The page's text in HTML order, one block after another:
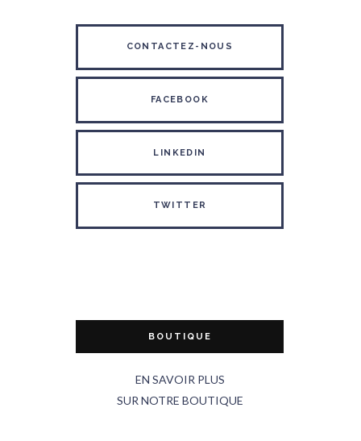
CONTACTEZ-NOUS
FACEBOOK
LINKEDIN
TWITTER
BOUTIQUE
EN SAVOIR PLUS
SUR NOTRE BOUTIQUE